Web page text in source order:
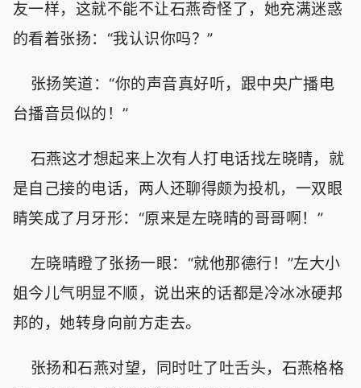
友一样，这就不能不让石燕奇怪了，她充满迷惑
的看着张扬：“我认识你吗？”
张扬笑道：“你的声音真好听，跟中央广播电
台播音员似的！”
石燕这才想起来上次有人打电话找左晓晴，就
是自己接的电话，两人还聊得颇为投机，一双眼
睛笑成了月牙形：“原来是左晓晴的哥哥啊！”
左晓晴瞪了张扬一眼：“就他那德行！”左大小
姐今儿气明显不顺，说出来的话都是冷冰冰硬邦
邦的，她转身向前方走去。
张扬和石燕对望，同时吐了吐舌头，石燕格格